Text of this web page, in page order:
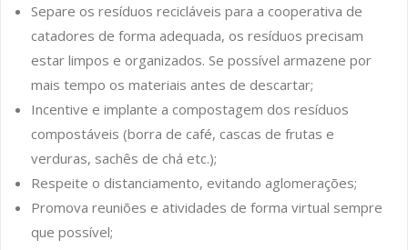
Separe os resíduos recicláveis para a cooperativa de
catadores de forma adequada, os resíduos precisam
estar limpos e organizados. Se possível armazene por
mais tempo os materiais antes de descartar;
Incentive e implante a compostagem dos resíduos
compostáveis (borra de café, cascas de frutas e
verduras, sachês de chá etc.);
Respeite o distanciamento, evitando aglomerações;
Promova reuniões e atividades de forma virtual sempre
que possível;